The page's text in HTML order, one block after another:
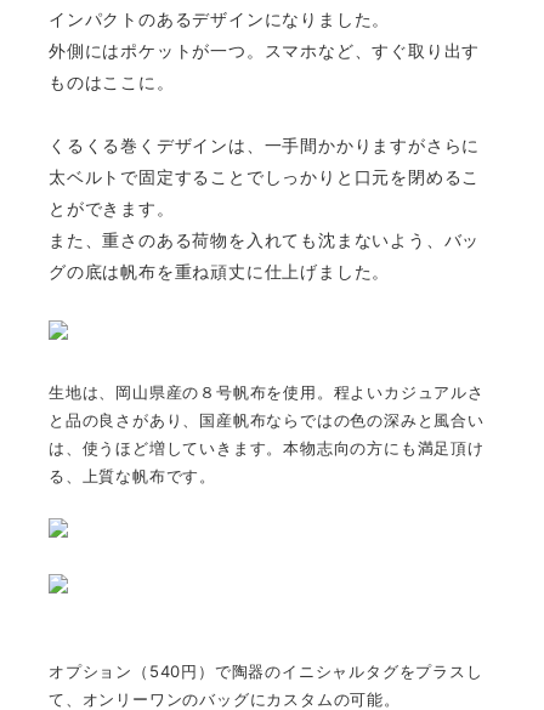
インパクトのあるデザインになりました。
外側にはポケットが一つ。スマホなど、すぐ取り出す
ものはここに。
くるくる巻く デザインは、一手間かかりますがさらに
太ベルトで固定することで しっかりと口元を閉めるこ
とができます。
また、重さのある荷物を入れても沈まないよう、バッ
グの底は帆布を重ね頑丈に仕上げました。
生地は、岡山県産の８号帆布を使用。程よいカジュアルさ
と品の良さがあり、国産帆布ならではの色の深みと風合い
は、使うほど増していきます。本物志向の方にも満足頂け
る、上質な帆布です。
オプション（540円）で陶器のイニシャルタグをプラスし
て、オンリーワンのバッグにカスタムの可能。